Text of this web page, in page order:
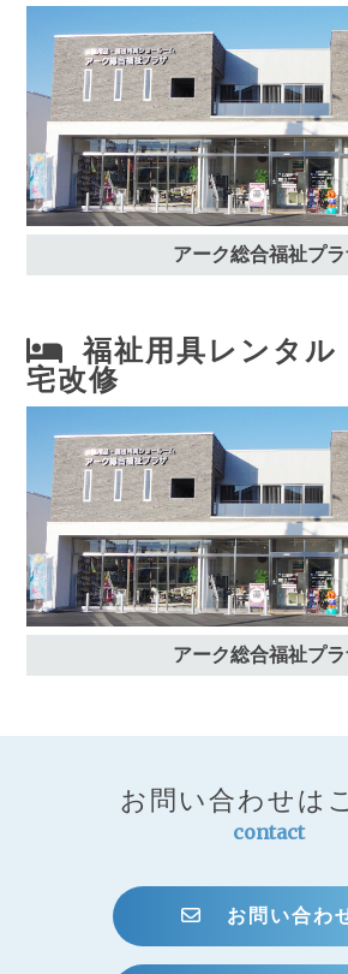
アーク総合福祉プ
福祉用具レンタル
宅改修
アーク総合福祉プ
お問い合わせは
contact
お問い合わ